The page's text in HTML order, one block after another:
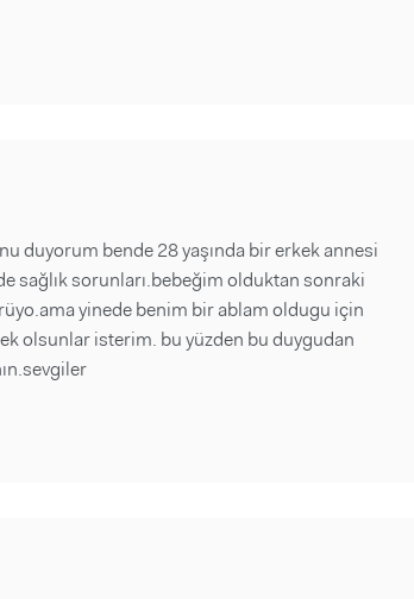
duyorum bende 28 yaşında bir erkek annesi
sağlık sorunları.bebeğim olduktan sonraki
yinede benim bir ablam oldugu için
olsunlar isterim. bu yüzden bu duygudan